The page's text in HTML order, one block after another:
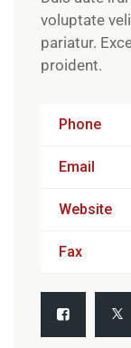
voluptate
pariatur.
proident.
Phone
Email
Website
Fax